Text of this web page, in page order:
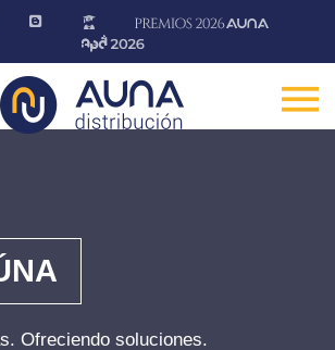
Ofreciendo soluciones.